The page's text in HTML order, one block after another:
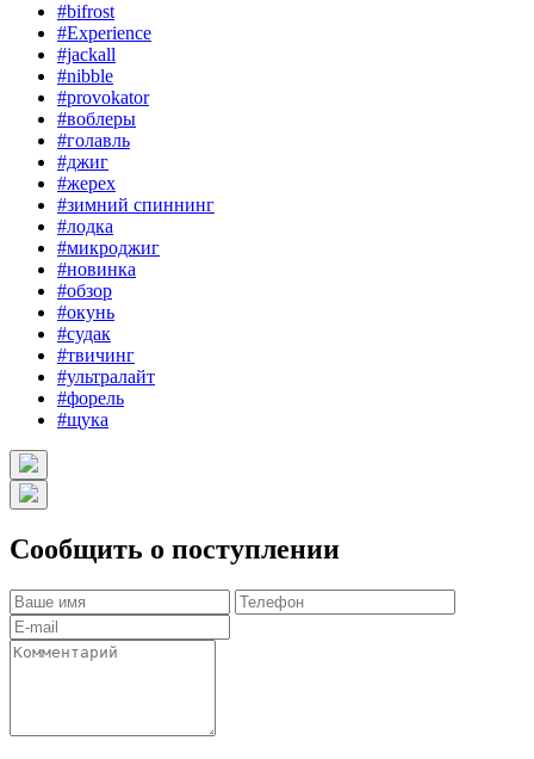
#bifrost
#Experience
#jackall
#nibble
#provokator
#воблеры
#голавль
#джиг
#жерех
#зимний спиннинг
#лодка
#микроджиг
#новинка
#обзор
#окунь
#судак
#твичинг
#ультралайт
#форель
#щука
Сообщить о поступлении